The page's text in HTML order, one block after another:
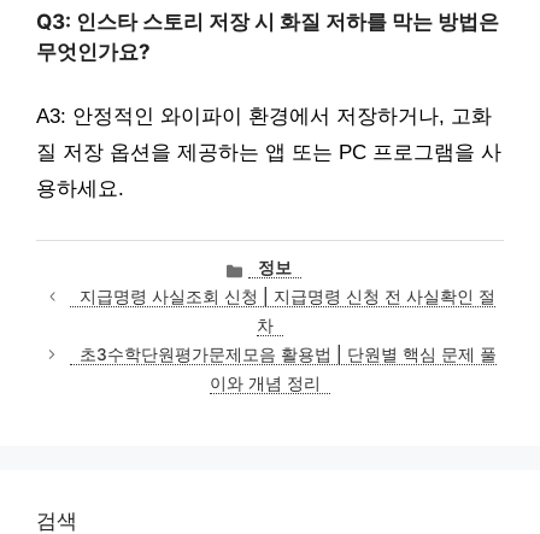
Q3: 인스타 스토리 저장 시 화질 저하를 막는 방법은
무엇인가요?
A3: 안정적인 와이파이 환경에서 저장하거나, 고화
질 저장 옵션을 제공하는 앱 또는 PC 프로그램을 사
용하세요.
카
테
고
리
정보
지급명령 사실조회 신청 | 지급명령 신청 전 사실확인 절
차
초3수학단원평가문제모음 활용법 | 단원별 핵심 문제 풀
이와 개념 정리
검색